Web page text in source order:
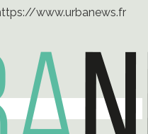
www.urbanews.fr